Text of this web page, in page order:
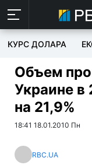
КУРС ДОЛАРА
Объем
Украине в
на 21,9%
18:41 18.01.2010 Пн
RBC.UA